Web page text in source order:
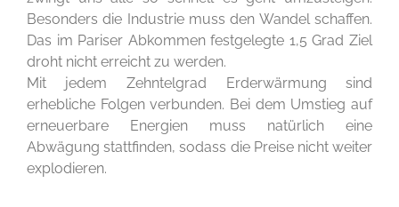
Besonders die Industrie muss den Wandel schaffen.
Das im Pariser Abkommen festgelegte 1,5 Grad Ziel
droht nicht erreicht zu werden.
Mit jedem Zehntelgrad Erderwärmung sind
erhebliche Folgen verbunden. Bei dem Umstieg auf
erneuerbare Energien muss natürlich eine
Abwägung stattfinden, sodass die Preise nicht weiter
explodieren.